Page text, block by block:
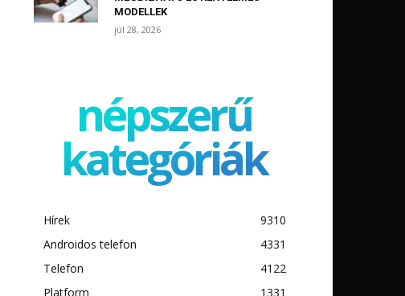
MODELLEK
júl 28, 2026
népszerű
kategóriák
Hírek
9310
Androidos telefon
4331
Telefon
4122
Platform
1331